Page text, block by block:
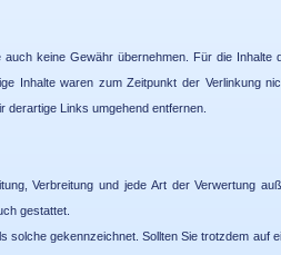
keine Gewähr übernehmen. Für die Inhalte
Inhalte waren zum Zeitpunkt der Verlinkung
Links umgehend entfernen.
Verbreitung und jede Art der Verwertung
gestattet.
gekennzeichnet. Sollten Sie trotzdem auf